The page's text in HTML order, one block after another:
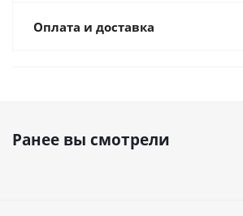
Оплата и доставка
Ранее вы смотрели